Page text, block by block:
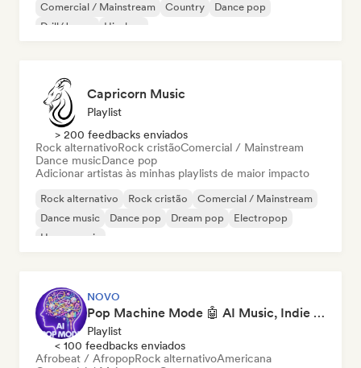
Comercial / Mainstream
Country
Dance pop
Drill/Jersey
Hip-hop
Capricorn Music
Playlist
> 200 feedbacks enviados
Rock alternativoRock cristãoComercial / Mainstream
Dance musicDance pop
Adicionar artistas às minhas playlists de maior impacto
Rock alternativo Rock cristão
Comercial / Mainstream
Dance music
Dance pop Dream pop
Electropop
House music
NOVO
Pop Machine Mode 🤖 AI Music, Indie Pop & Dream Pop
Playlist
< 100 feedbacks enviados
Afrobeat / AfropopRock alternativoAmericana